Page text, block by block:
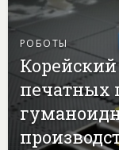
РОБОТЫ
печатных